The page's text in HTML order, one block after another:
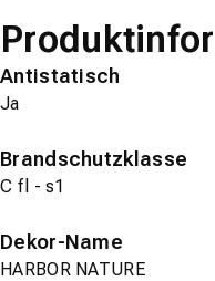
Antistatisch
Ja
Brandschutzklasse
C fl - s1
Dekor-Name
HARBOR NATURE